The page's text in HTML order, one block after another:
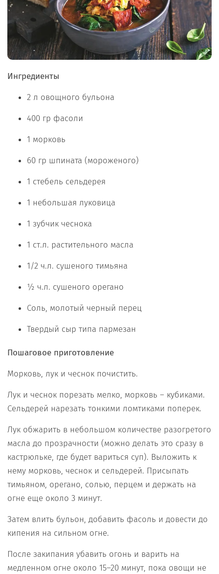
Ингредиенты
2 л овощного бульона
400 гр фасоли
1 морковь
60 гр шпината (мороженого)
1 стебель сельдерея
1 небольшая луковица
1 зубчик чеснока
1 ст.л. растительного масла
1/2 ч.л. сушеного тимьяна
½ ч.л. сушеного орегано
Соль, молотый черный перец
Твердый сыр типа пармезан
Пошаговое приготовление
Морковь, лук и чеснок почистить.
Лук и чеснок порезать мелко, морковь – кубиками.
Сельдерей нарезать тонкими ломтиками поперек.
Лук обжарить в небольшом количестве разогретого
масла до прозрачности (можно делать это сразу в
кастрюльке, где будет вариться суп). Выложить к
нему морковь, чеснок и сельдерей. Присыпать
тимьяном, орегано, солью, перцем и держать на
огне еще около 3 минут.
Затем влить бульон, добавить фасоль и довести до
кипения на сильном огне.
После закипания убавить огонь и варить на
медленном огне около 15–20 минут, пока овощи не